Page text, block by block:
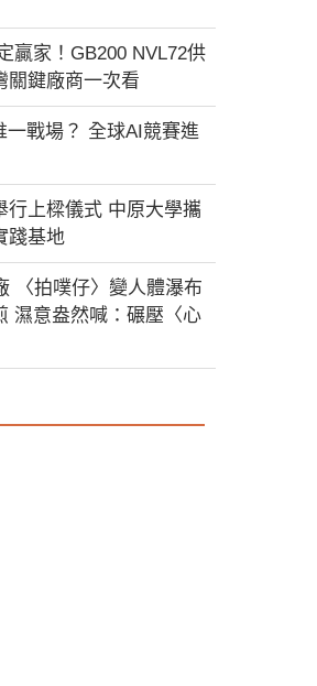
贏家！GB200 NVL72供
鍵廠商一次看
一戰場？ 全球AI競賽進
行上樑儀式 中原大學攜
踐基地
〈拍噗仔〉變人體瀑布
濕意盎然喊：碾壓〈心